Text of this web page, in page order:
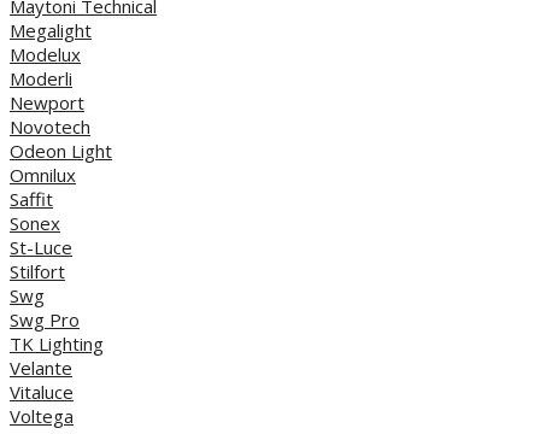
Maytoni Technical
Megalight
Modelux
Moderli
Newport
Novotech
Odeon Light
Omnilux
Saffit
Sonex
St-Luce
Stilfort
Swg
Swg Pro
TK Lighting
Velante
Vitaluce
Voltega